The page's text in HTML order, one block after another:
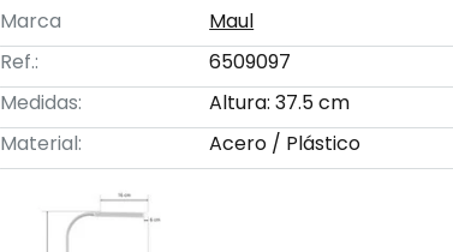
Marca
Maul
Ref.:
6509097
Medidas:
Altura: 37.5 cm
Material:
Acero / Plástico